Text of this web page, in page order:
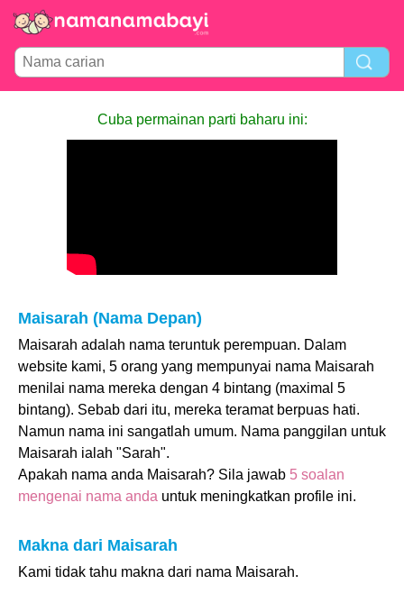
Cuba permainan parti baharu ini:
Maisarah (Nama Depan)
Maisarah adalah nama teruntuk perempuan. Dalam
website kami, 5 orang yang mempunyai nama Maisarah
menilai nama mereka dengan 4 bintang (maximal 5
bintang). Sebab dari itu, mereka teramat berpuas hati.
Namun nama ini sangatlah umum. Nama panggilan untuk
Maisarah ialah "Sarah".
Apakah nama anda Maisarah? Sila jawab 5 soalan
mengenai nama anda untuk meningkatkan profile ini.
Makna dari Maisarah
Kami tidak tahu makna dari nama Maisarah.